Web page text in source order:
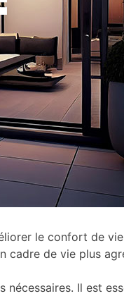
le confort de
cadre de vie plus
Il est